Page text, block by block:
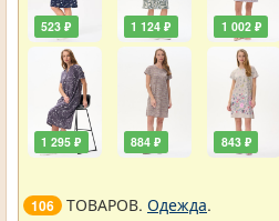
523 ₽
1 295 ₽
1 124 ₽
884 ₽
1 002 ₽
843 ₽
106 ТОВАРОВ. Одежда.